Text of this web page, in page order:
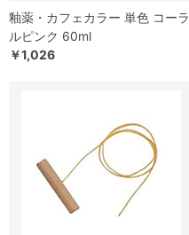
釉薬・カフェカラー 単色 コーラ
ルピンク 60ml
￥1,026